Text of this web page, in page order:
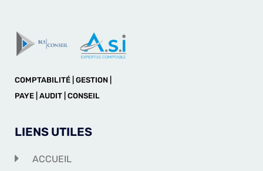
COMPTABILITÉ | GESTION |
PAYE | AUDIT | CONSEIL
LIENS UTILES
ACCUEIL